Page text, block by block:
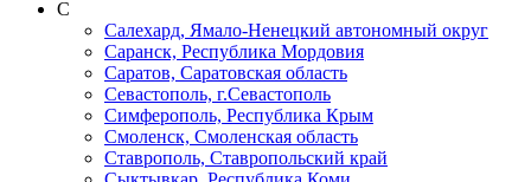
С
Салехард, Ямало-Ненецкий автономный округ
Саранск, Республика Мордовия
Саратов, Саратовская область
Севастополь, г.Севастополь
Симферополь, Республика Крым
Смоленск, Смоленская область
Ставрополь, Ставропольский край